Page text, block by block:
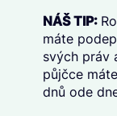
NÁŠ TIP:
máte
svých práv
půjčce
dnů ode